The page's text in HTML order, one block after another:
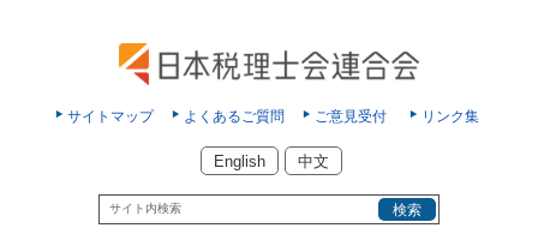
サイトマップ よくあるご質問 ご意見受付 リンク集
English 中文